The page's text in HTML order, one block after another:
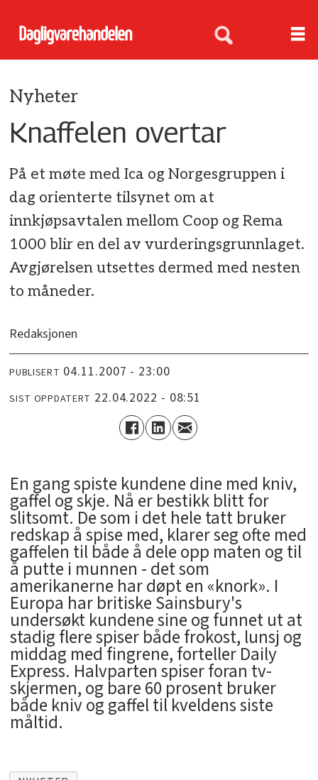
Nyheter
Knaffelen overtar
På et møte med Ica og Norgesgruppen i
dag orienterte tilsynet om at
innkjøpsavtalen mellom Coop og Rema
1000 blir en del av vurderingsgrunnlaget.
Avgjørelsen utsettes dermed med nesten
to måneder.
Redaksjonen
PUBLISERT 04.11.2007 - 23:00
SIST OPPDATERT 22.04.2022 - 08:51
En gang spiste kundene dine med kniv,
gaffel og skje. Nå er bestikk blitt for
slitsomt. De som i det hele tatt bruker
redskap å spise med, klarer seg ofte med
gaffelen til både å dele opp maten og til
å putte i munnen - det som
amerikanerne har døpt en «knork». I
Europa har britiske Sainsbury's
undersøkt kundene sine og funnet ut at
stadig flere spiser både frokost, lunsj og
middag med fingrene, forteller Daily
Express. Halvparten spiser foran tv-
skjermen, og bare 60 prosent bruker
både kniv og gaffel til kveldens siste
måltid.